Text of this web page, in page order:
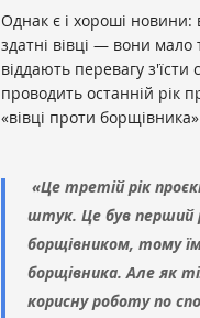
Однак є і хороші
здатні вівці — вони
віддають перевагу
проводить останній рік
«вівці проти
«Це третій рік
штук. Це був перший
борщівником, тому
борщівника. Але як
корисну роботу по